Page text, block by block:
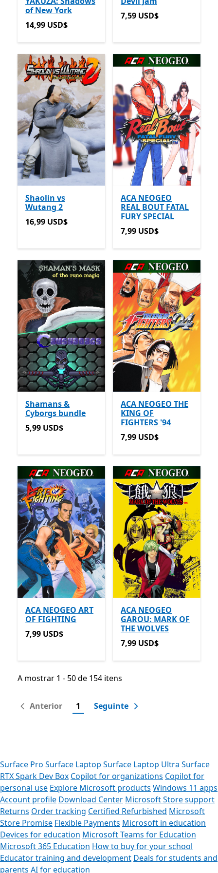
of New York
14,99 USD$
14,99 USD$
7,59 USD$
7,59 USD$
Shaolin vs
Wutang 2
16,99 USD$
16,99 USD$
ACA NEOGEO
REAL BOUT FATAL
FURY SPECIAL
7,99 USD$
7,99 USD$
Shamans &
Cyborgs bundle
5,99 USD$
5,99 USD$
ACA NEOGEO THE
KING OF
FIGHTERS '94
7,99 USD$
7,99 USD$
ACA NEOGEO ART
OF FIGHTING
7,99 USD$
7,99 USD$
ACA NEOGEO
GAROU: MARK OF
THE WOLVES
7,99 USD$
7,99 USD$
A mostrar 1 - 50 de 154 itens
A mostrar 1 - 50 de 154 itens
Anterior 1 Seguinte
Surface Pro Surface Laptop Surface Laptop Ultra Surface
RTX Spark Dev Box Copilot for organizations Copilot for
personal use Explore Microsoft products Windows 11 apps
Account profile Download Center Microsoft Store support
Returns Order tracking Certified Refurbished Microsoft
Store Promise Flexible Payments Microsoft in education
Devices for education Microsoft Teams for Education
Microsoft 365 Education How to buy for your school
Educator training and development Deals for students and
parents AI for education